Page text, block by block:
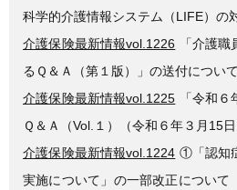
科学的介護情報システム（LIFE）の
介護保険最新情報vol.1226 「介護職
るＱ＆Ａ（第１版）」の送付について
介護保険最新情報vol.1225 「令和６
Ｑ＆Ａ（Vol.１）（令和６年３月15
介護保険最新情報vol.1224 ①「認知
実施について」の一部改正につい